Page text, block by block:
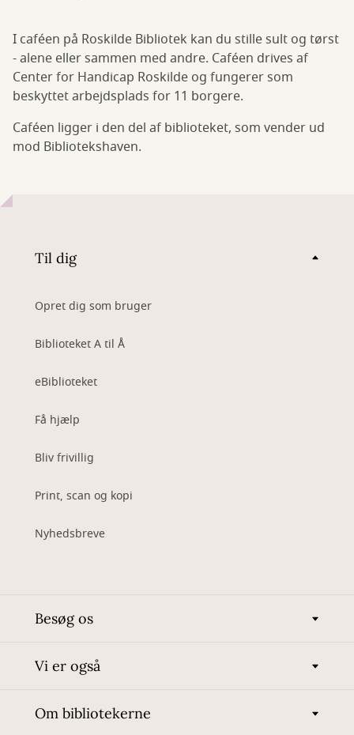
I caféen på Roskilde Bibliotek kan du stille sult og tørst
- alene eller sammen med andre. Caféen drives af
Center for Handicap Roskilde og fungerer som
beskyttet arbejdsplads for 11 borgere.
Caféen ligger i den del af biblioteket, som vender ud
mod Bibliotekshaven.
Til dig
Opret dig som bruger
Biblioteket A til Å
eBiblioteket
Få hjælp
Bliv frivillig
Print, scan og kopi
Nyhedsbreve
Besøg os
Vi er også
Om bibliotekerne